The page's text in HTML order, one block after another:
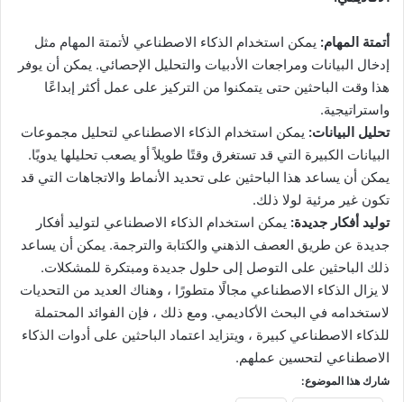
أتمتة المهام: يمكن استخدام الذكاء الاصطناعي لأتمتة المهام مثل
إدخال البيانات ومراجعات الأدبيات والتحليل الإحصائي. يمكن أن يوفر
هذا وقت الباحثين حتى يتمكنوا من التركيز على عمل أكثر إبداعًا
واستراتيجية.
تحليل البيانات: يمكن استخدام الذكاء الاصطناعي لتحليل مجموعات
البيانات الكبيرة التي قد تستغرق وقتًا طويلاً أو يصعب تحليلها يدويًا.
يمكن أن يساعد هذا الباحثين على تحديد الأنماط والاتجاهات التي قد
تكون غير مرئية لولا ذلك.
توليد أفكار جديدة: يمكن استخدام الذكاء الاصطناعي لتوليد أفكار
جديدة عن طريق العصف الذهني والكتابة والترجمة. يمكن أن يساعد
ذلك الباحثين على التوصل إلى حلول جديدة ومبتكرة للمشكلات.
لا يزال الذكاء الاصطناعي مجالًا متطورًا ، وهناك العديد من التحديات
لاستخدامه في البحث الأكاديمي. ومع ذلك ، فإن الفوائد المحتملة
للذكاء الاصطناعي كبيرة ، ويتزايد اعتماد الباحثين على أدوات الذكاء
الاصطناعي لتحسين عملهم.
شارك هذا الموضوع: